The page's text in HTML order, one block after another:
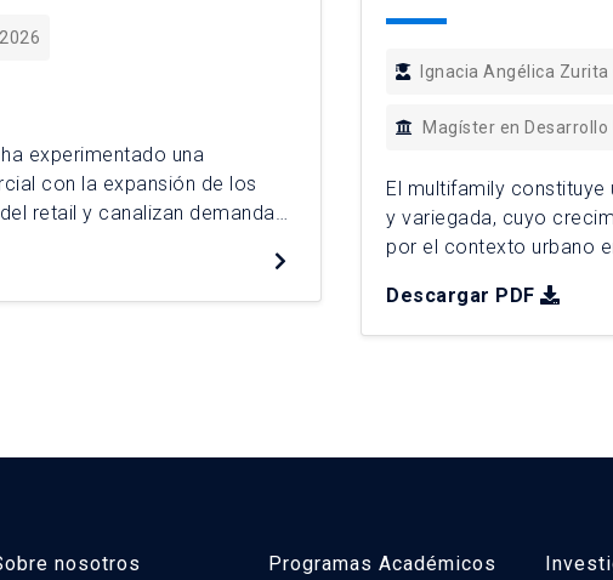
2026
experimentado una
con la expansión de los
retail y canalizan demanda
patrones territoriales
establecimientos
Ignacia Angélica
Magíster en Desarrollo
El multifamily
y variegada, cuyo
por el contexto urbano
Santiago y Providencia,
Metropolitana de
Descargar PDF
nosotros Programas Académicos